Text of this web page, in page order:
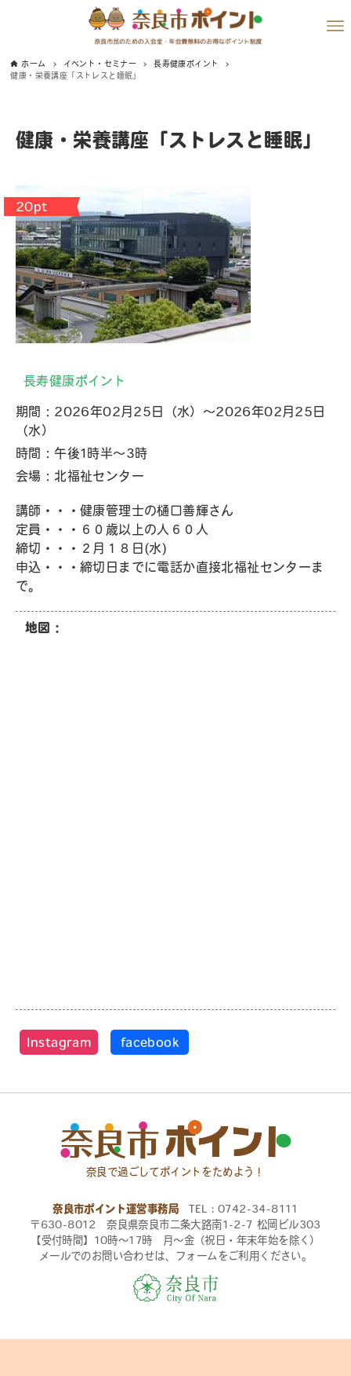
ホーム イベント・セミナー
長寿健康ポイント
健康・栄養講座「ストレスと睡眠」
健康・栄養講座「ストレスと睡眠」
20pt
長寿健康ポイント
期間：2026年02月25日（水）～2026年02月25日
（水）
時間：午後1時半～3時
会場：北福祉センター
講師・・・健康管理士の樋口善輝さん
定員・・・６０歳以上の人６０人
締切・・・２月１８日(水)
申込・・・締切日までに電話か直接北福祉センターま
で。
地図：
Instagram facebook
奈良で過ごしてポイントをためよう！
奈良市ポイント運営事務局 TEL：0742-34-8111
〒630-8012 奈良県奈良市二条大路南1-2-7 松岡ビル303
【受付時間】10時〜17時 月〜金（祝日・年末年始を除く）
メールでのお問い合わせは、フォームをご利用ください。